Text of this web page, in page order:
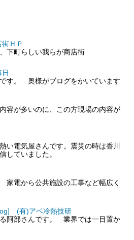
ＨＰ
下町らしい我らが商店街
す。 奥様がブログをかいています
容が多いのに、この方現場の内容が
い電気屋さんです。震災の時は香川
していました。
電から公共施設の工事など幅広く
(有)アベ冷熱技研
阿部さんです。 業界では一目置か